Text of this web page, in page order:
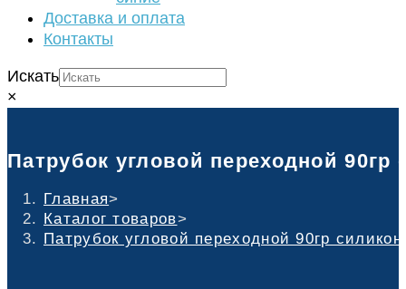
Доставка и оплата
Контакты
Искать
×
Патрубок угловой переходной 90гр
Главная>
Каталог товаров>
Патрубок угловой переходной 90гр